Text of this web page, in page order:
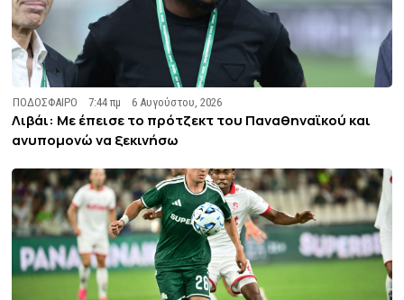
ΠΟΔΟΣΦΑΙΡΟ 7:44 πμ 6 Αυγούστου, 2026
Λιβάι: Με έπεισε το πρότζεκτ του Παναθηναϊκού και
ανυπομονώ να ξεκινήσω